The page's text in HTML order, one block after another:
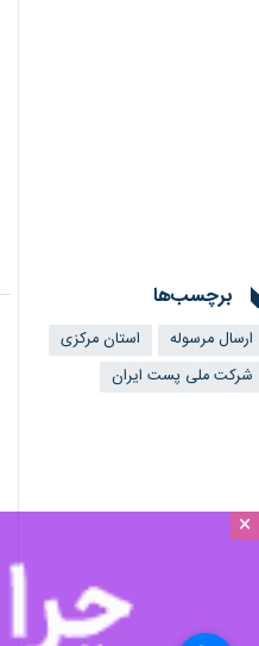
×
برچسب‌ها
ارسال مرسوله
استان مرکزی
شرکت ملی پست ایران